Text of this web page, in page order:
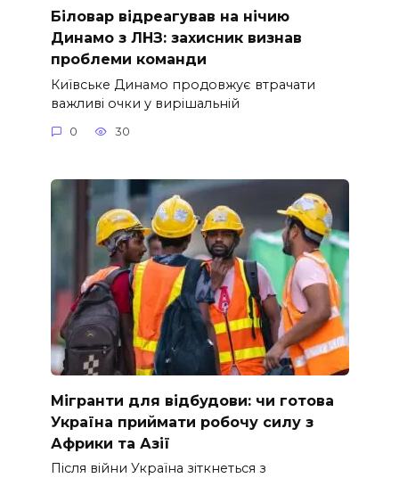
Біловар відреагував на нічию
Динамо з ЛНЗ: захисник визнав
проблеми команди
Київське Динамо продовжує втрачати
важливі очки у вирішальній
0 30
Мігранти для відбудови: чи готова
Україна приймати робочу силу з
Африки та Азії
Після війни Україна зіткнеться з